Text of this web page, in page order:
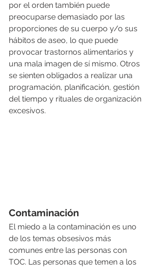
por el orden también puede
preocuparse demasiado por las
proporciones de su cuerpo y/o sus
hábitos de aseo, lo que puede
provocar trastornos alimentarios y
una mala imagen de sí mismo. Otros
se sienten obligados a realizar una
programación, planificación, gestión
del tiempo y rituales de organización
excesivos.
Contaminación
El miedo a la contaminación es uno
de los temas obsesivos más
comunes entre las personas con
TOC. Las personas que temen a los